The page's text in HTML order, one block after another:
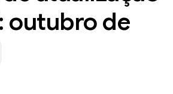
outubro de